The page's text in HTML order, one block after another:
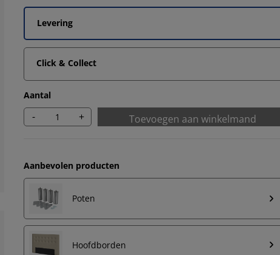
Levering
Click & Collect
Aantal
- + Toevoegen aan winkelmand
Aanbevolen producten
Poten
Hoofdborden